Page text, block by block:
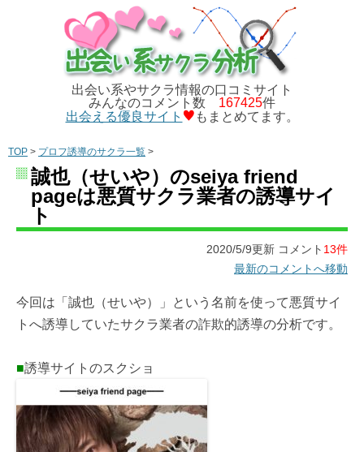
出会い系やサクラ情報の口コミサイト
みんなのコメント数 167425件
出会える優良サイト
もまとめてます。
TOP > プロフ誘導のサクラ一覧 >
誠也（せいや）のseiya friend
pageは悪質サクラ業者の誘導サイ
ト
2020/5/9更新 コメント 13件
最新のコメントへ移動
今回は「誠也（せいや）」という名前を使って悪質サイ
トへ誘導していたサクラ業者の詐欺的誘導の分析です。
■誘導サイトのスクショ